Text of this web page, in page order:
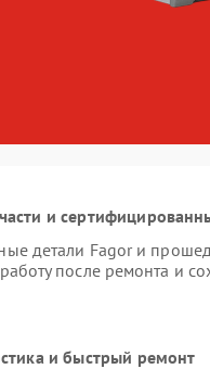
и
детали Fagor и
после ремонта и
и быстрый ремонт